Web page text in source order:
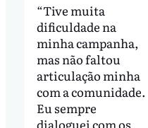
“Tive muita
dificuldade na
minha campanha,
mas não faltou
articulação minha
com a comunidade.
Eu sempre
dialoguei com os